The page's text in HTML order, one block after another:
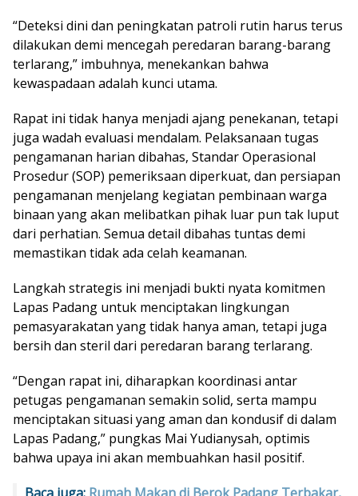
“Deteksi dini dan peningkatan patroli rutin harus terus
dilakukan demi mencegah peredaran barang-barang
terlarang,” imbuhnya, menekankan bahwa
kewaspadaan adalah kunci utama.
Rapat ini tidak hanya menjadi ajang penekanan, tetapi
juga wadah evaluasi mendalam. Pelaksanaan tugas
pengamanan harian dibahas, Standar Operasional
Prosedur (SOP) pemeriksaan diperkuat, dan persiapan
pengamanan menjelang kegiatan pembinaan warga
binaan yang akan melibatkan pihak luar pun tak luput
dari perhatian. Semua detail dibahas tuntas demi
memastikan tidak ada celah keamanan.
Langkah strategis ini menjadi bukti nyata komitmen
Lapas Padang untuk menciptakan lingkungan
pemasyarakatan yang tidak hanya aman, tetapi juga
bersih dan steril dari peredaran barang terlarang.
“Dengan rapat ini, diharapkan koordinasi antar
petugas pengamanan semakin solid, serta mampu
menciptakan situasi yang aman dan kondusif di dalam
Lapas Padang,” pungkas Mai Yudianysah, optimis
bahwa upaya ini akan membuahkan hasil positif.